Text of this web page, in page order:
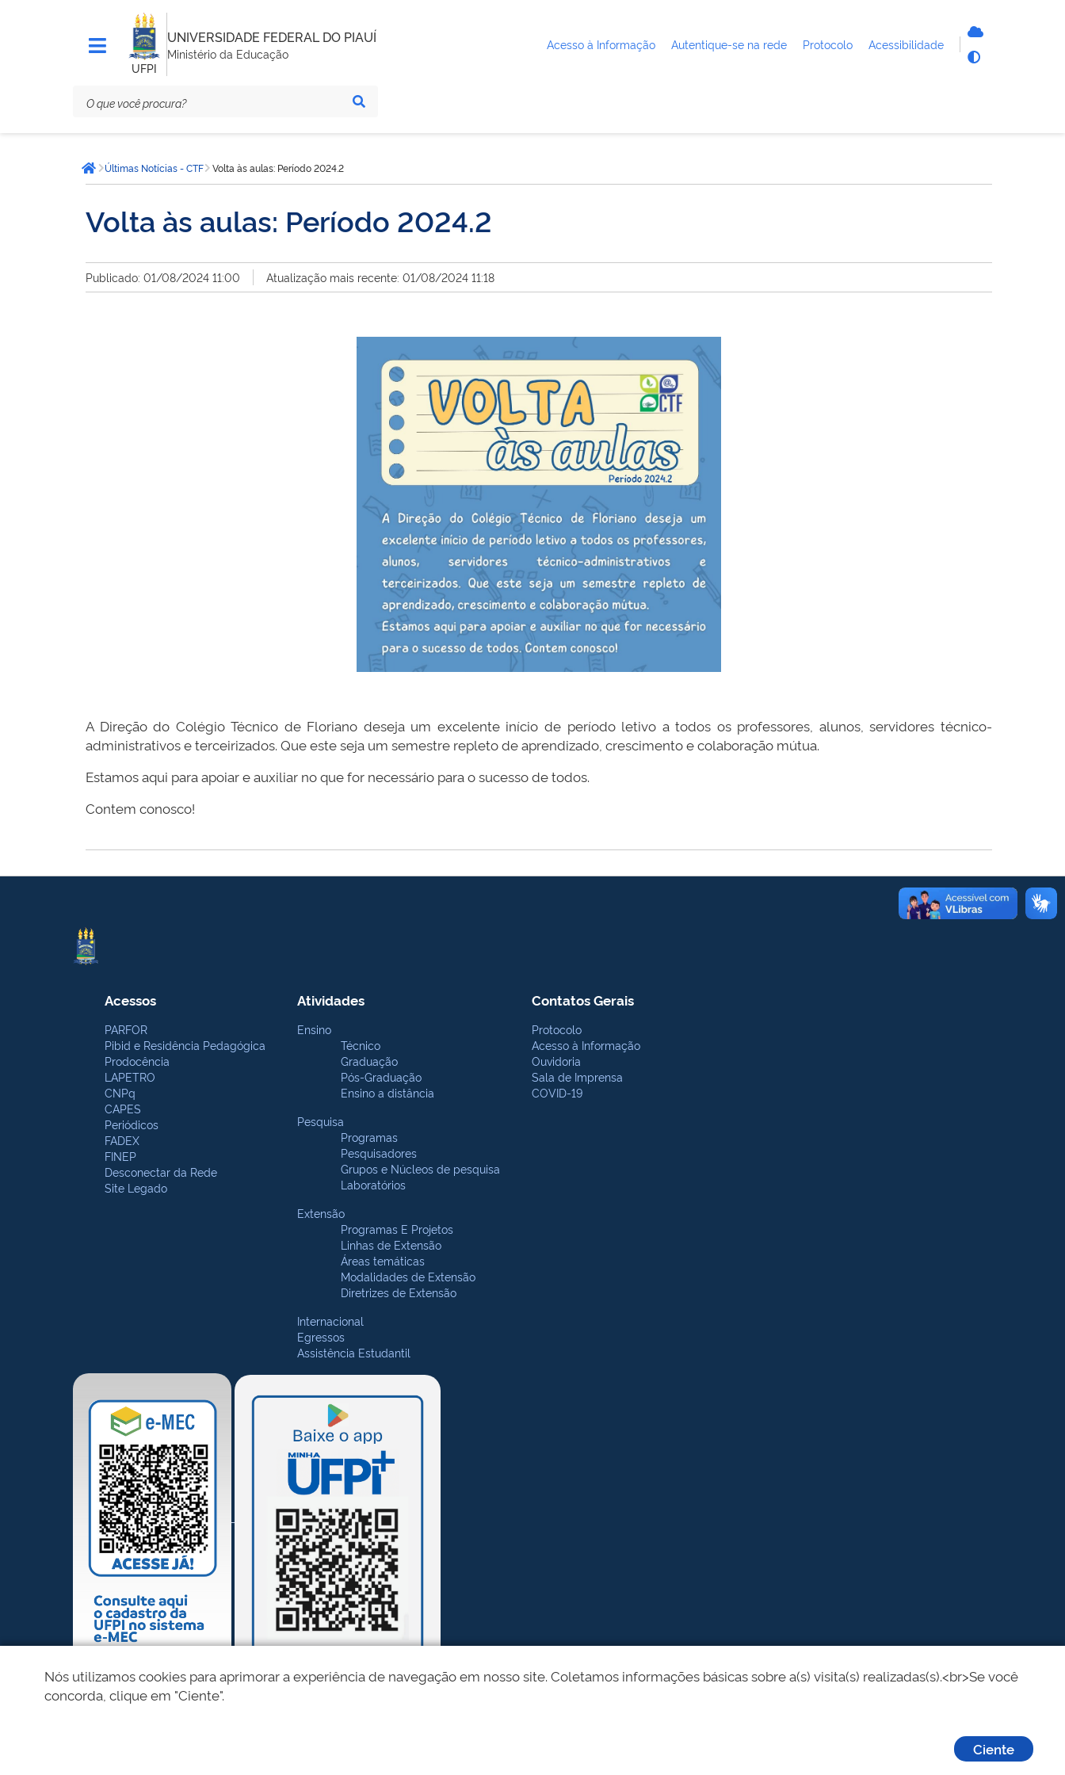
UFPI
UNIVERSIDADE FEDERAL DO PIAUÍ
Ministério da Educação
Acesso à Informação Autentique-se na rede Protocolo Acessibilidade
está
aqui:Página inicial
Últimas Notícias - CTF Volta às aulas: Período 2024.2
Volta às aulas: Período 2024.2
Publicado: 01/08/2024 11:00 Atualização mais recente: 01/08/2024 11:18
A Direção do Colégio Técnico de Floriano deseja um excelente início de período letivo a todos os professores, alunos, servidores técnico-
administrativos e terceirizados. Que este seja um semestre repleto de aprendizado, crescimento e colaboração mútua.
Estamos aqui para apoiar e auxiliar no que for necessário para o sucesso de todos.
Contem conosco!
Acessos
PARFOR
Pibid e Residência Pedagógica
Prodocência
LAPETRO
CNPq
CAPES
Periódicos
FADEX
FINEP
Desconectar da Rede
Site Legado
Atividades
Ensino
Técnico
Graduação
Pós-Graduação
Ensino a distância
Pesquisa
Programas
Pesquisadores
Grupos e Núcleos de pesquisa
Laboratórios
Extensão
Programas E Projetos
Linhas de Extensão
Áreas temáticas
Modalidades de Extensão
Diretrizes de Extensão
Internacional
Egressos
Assistência Estudantil
Contatos Gerais
Protocolo
Acesso à Informação
Ouvidoria
Sala de Imprensa
COVID-19
Nós utilizamos cookies para aprimorar a experiência de navegação em nosso site. Coletamos informações básicas sobre a(s) visita(s) realizadas(s).<br>Se você
concorda, clique em "Ciente".
Ciente